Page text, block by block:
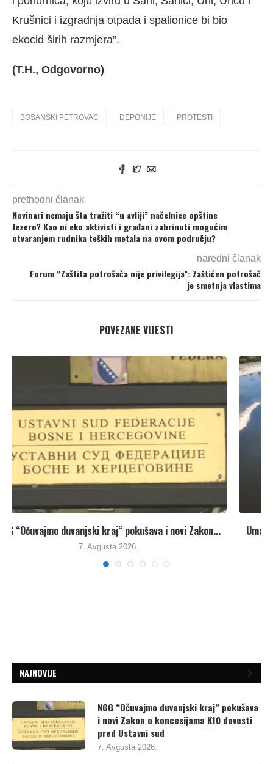
Krušnici i izgradnja otpada i spalionice bi bio
ekocid širih razmjera”.
(T.H., Odgovorno)
BOSANSKI PETROVAC DEPONIJE PROTESTI
prethodni članak
Novinari nemaju šta tražiti “u avliji” načelnice opštine
Jezero? Kao ni eko aktivisti i građani zabrinuti mogućim
otvaranjem rudnika teških metala na ovom području?
naredni članak
Forum “Zaštita potrošača nije privilegija”: Zaštićen potrošač
je smetnja vlastima
POVEZANE VIJESTI
Umanjenjem vodnih naknada vlasti u Republici Srpskoj
pune...
7. Avgusta 2026.
NAJNOVIJE
NGG “Očuvajmo duvanjski kraj“ pokušava
i novi Zakon o koncesijama K10 dovesti
pred Ustavni sud